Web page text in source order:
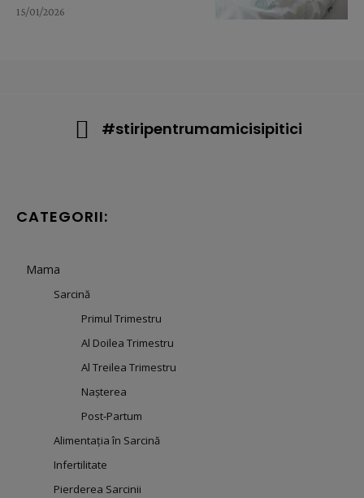
15/01/2026
#stiripentrumamicisipitici
CATEGORII:
Mama
Sarcină
Primul Trimestru
Al Doilea Trimestru
Al Treilea Trimestru
Nașterea
Post-Partum
Alimentația în Sarcină
Infertilitate
Pierderea Sarcinii